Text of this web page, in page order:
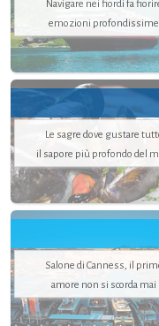
Navigare nei fiordi fa
emozioni profondissime
Le sagre dove gustare
il sapore più profondo del
Salone di Canness, il
amore non si scorda mai